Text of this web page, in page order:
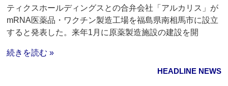
ティクスホールディングスとの合弁会社「アルカリス」が
mRNA医薬品・ワクチン製造工場を福島県南相馬市に設立
すると発表した。来年1月に原薬製造施設の建設を開
続きを読む »
HEADLINE NEWS